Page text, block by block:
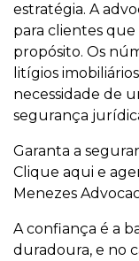
estratégia. A
para clientes que
propósito. Os
litígios
necessidade de
segurança
Garanta a
Clique aqui e
Menezes
A confiança é a
duradoura, e no